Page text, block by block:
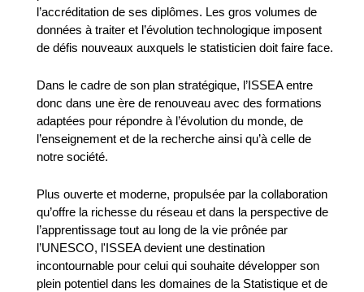
l’accréditation de ses diplômes. Les gros volumes de
données à traiter et l’évolution technologique imposent
de défis nouveaux auxquels le statisticien doit faire face.
Dans le cadre de son plan stratégique, l’ISSEA entre
donc dans une ère de renouveau avec des formations
adaptées pour répondre à l’évolution du monde, de
l’enseignement et de la recherche ainsi qu’à celle de
notre société.
Plus ouverte et moderne, propulsée par la collaboration
qu’offre la richesse du réseau et dans la perspective de
l’apprentissage tout au long de la vie prônée par
l’UNESCO, l'ISSEA devient une destination
incontournable pour celui qui souhaite développer son
plein potentiel dans les domaines de la Statistique et de